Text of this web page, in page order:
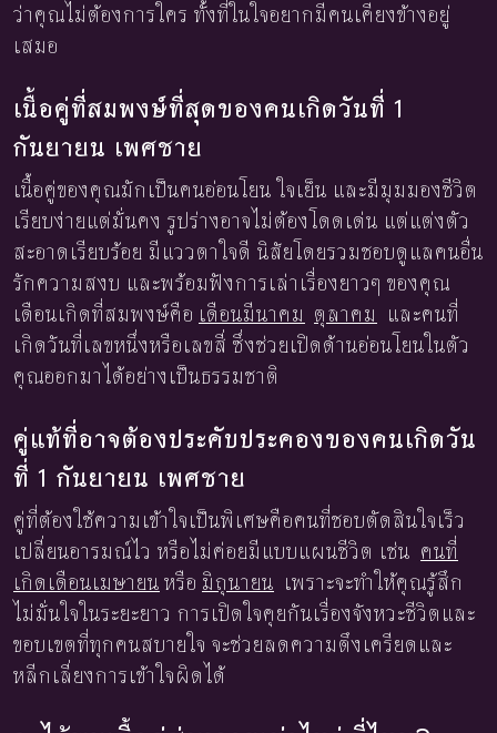
ว่าคุณไม่ต้องการใคร ทั้งที่ในใจอยากมีคนเคียงข้างอยู่
เสมอ
เนื้อคู่ที่สมพงษ์ที่สุดของคนเกิดวันที่ 1
กันยายน เพศชาย
เนื้อคู่ของคุณมักเป็นคนอ่อนโยน ใจเย็น และมีมุมมองชีวิต
เรียบง่ายแต่มั่นคง รูปร่างอาจไม่ต้องโดดเด่น แต่แต่งตัว
สะอาดเรียบร้อย มีแววตาใจดี นิสัยโดยรวมชอบดูแลคนอื่น
รักความสงบ และพร้อมฟังการเล่าเรื่องยาวๆ ของคุณ
เดือนเกิดที่สมพงษ์คือ เดือนมีนาคม ตุลาคม และคนที่
เกิดวันที่เลขหนึ่งหรือเลขสี่ ซึ่งช่วยเปิดด้านอ่อนโยนในตัว
คุณออกมาได้อย่างเป็นธรรมชาติ
คู่แท้ที่อาจต้องประคับประคองของคนเกิดวัน
ที่ 1 กันยายน เพศชาย
คู่ที่ต้องใช้ความเข้าใจเป็นพิเศษคือคนที่ชอบตัดสินใจเร็ว
เปลี่ยนอารมณ์ไว หรือไม่ค่อยมีแบบแผนชีวิต เช่น คนที่
เกิดเดือนเมษายน หรือ มิถุนายน เพราะจะทำให้คุณรู้สึก
ไม่มั่นใจในระยะยาว การเปิดใจคุยกันเรื่องจังหวะชีวิตและ
ขอบเขตที่ทุกคนสบายใจ จะช่วยลดความตึงเครียดและ
หลีกเลี่ยงการเข้าใจผิดได้